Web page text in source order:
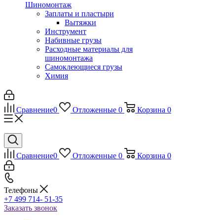
Шиномонтаж
Заплаты и пластыри
Вытяжки
Инструмент
Набивные грузы
Расходные материалы для
шиномонтажа
Самоклеющиеся грузы
Химия
Сравнение0 Отложенные 0 Корзина 0
Сравнение0 Отложенные 0 Корзина 0
Телефоны
+7 499 714- 51-35
Заказать звонок